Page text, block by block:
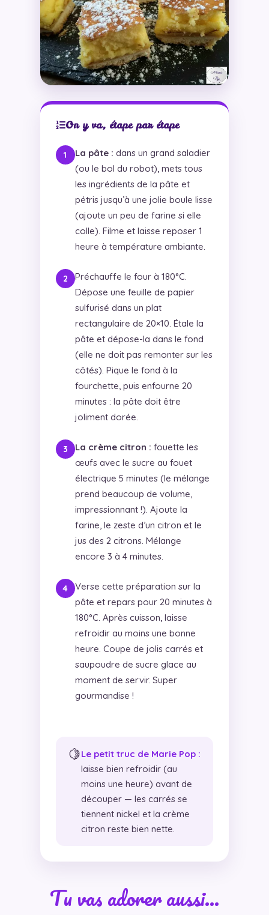
On y va, étape par étape
La pâte : dans un grand saladier
(ou le bol du robot), mets tous
les ingrédients de la pâte et
pétris jusqu’à une jolie boule lisse
(ajoute un peu de farine si elle
colle). Filme et laisse reposer 1
heure à température ambiante.
Préchauffe le four à 180°C.
Dépose une feuille de papier
sulfurisé dans un plat
rectangulaire de 20×10. Étale la
pâte et dépose-la dans le fond
(elle ne doit pas remonter sur les
côtés). Pique le fond à la
fourchette, puis enfourne 20
minutes : la pâte doit être
joliment dorée.
La crème citron : fouette les
œufs avec le sucre au fouet
électrique 5 minutes (le mélange
prend beaucoup de volume,
impressionnant !). Ajoute la
farine, le zeste d’un citron et le
jus des 2 citrons. Mélange
encore 3 à 4 minutes.
Verse cette préparation sur la
pâte et repars pour 20 minutes à
180°C. Après cuisson, laisse
refroidir au moins une bonne
heure. Coupe de jolis carrés et
saupoudre de sucre glace au
moment de servir. Super
gourmandise !
🍋Le petit truc de Marie Pop :
laisse bien refroidir (au
moins une heure) avant de
découper — les carrés se
tiennent nickel et la crème
citron reste bien nette.
Tu vas adorer aussi…